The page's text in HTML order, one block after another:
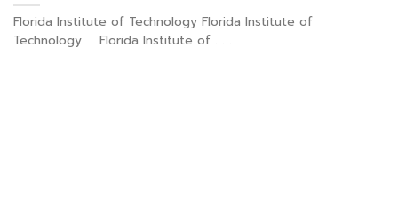
Florida Institute of Technology Florida Institute of
Technology Florida Institute of . . .